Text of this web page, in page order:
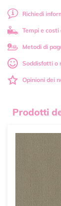
Richiedi
Tempi e costi
Metodi di
Soddisfatti o
Opinioni dei
Prodotti